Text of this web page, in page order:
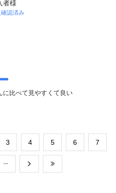
者様
認済み
に比べて見やすくて良い
​3 ​4 ​5 ​6 ​7